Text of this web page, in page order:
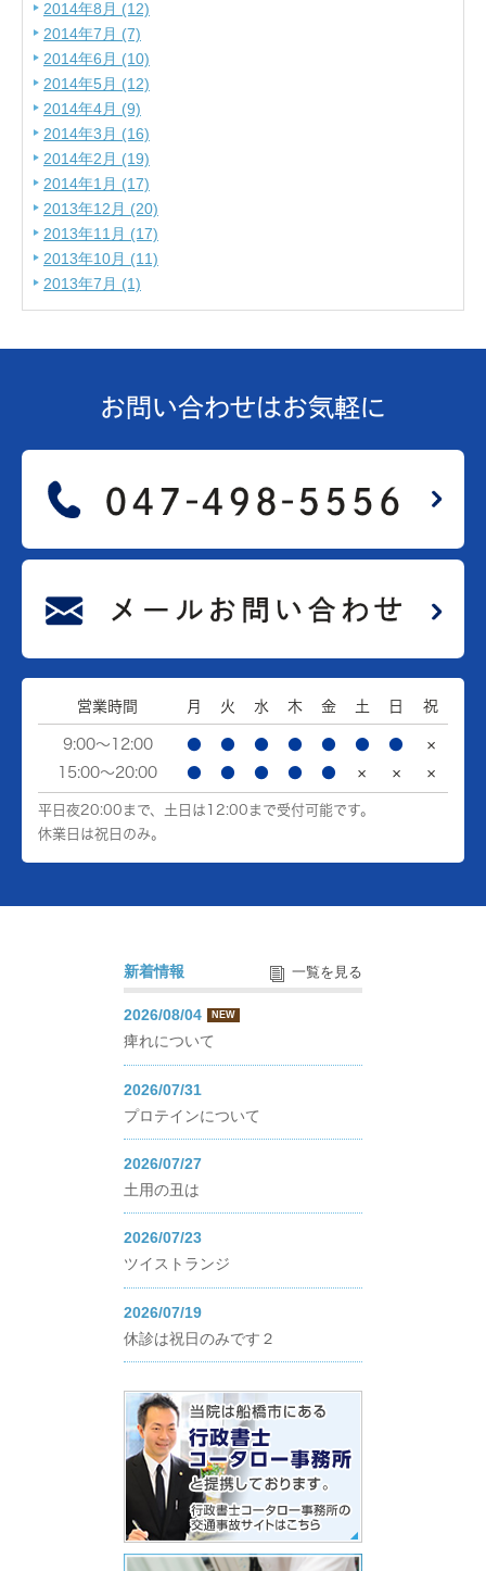
2014年8月 (12)
2014年7月 (7)
2014年6月 (10)
2014年5月 (12)
2014年4月 (9)
2014年3月 (16)
2014年2月 (19)
2014年1月 (17)
2013年12月 (20)
2013年11月 (17)
2013年10月 (11)
2013年7月 (1)
お問い合わせはお気軽に
営業時間 月 火 水 木 金 土 日 祝
9:00～12:00 ● ● ● ● ● ● ●
×
15:00～20:00
● ● ● ● ● × × ×
平日夜20:00まで、土日は12:00まで受付可能です。
休業日は祝日のみ。
新着情報 一覧を見る
2026/08/04 NEW
痺れについて
2026/07/31
プロテインについて
2026/07/27
土用の丑は
2026/07/23
ツイストランジ
2026/07/19
休診は祝日のみです２